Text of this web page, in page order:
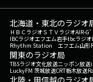
北海道・東北のラジオ
ＨＢＣラジオＳＴＶラジオAIR-G'
IBCラジオエフエム岩手tbcラジオ
Rhythm Station エフエム山形
関東のラジオ局
TBSラジオ文化放送ニッポン放送
LuckyFM 茨城放送CRT栃木放送